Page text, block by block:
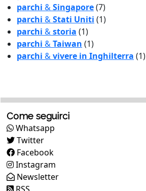
parchi &Singapore(7)
parchi &Stati Uniti (1)
parchi &storia (1)
parchi &Taiwan (1)
parchi &vivere in Inghilterra (1)
Come seguirci
Whatsapp
Twitter
Facebook
Instagram
Newsletter